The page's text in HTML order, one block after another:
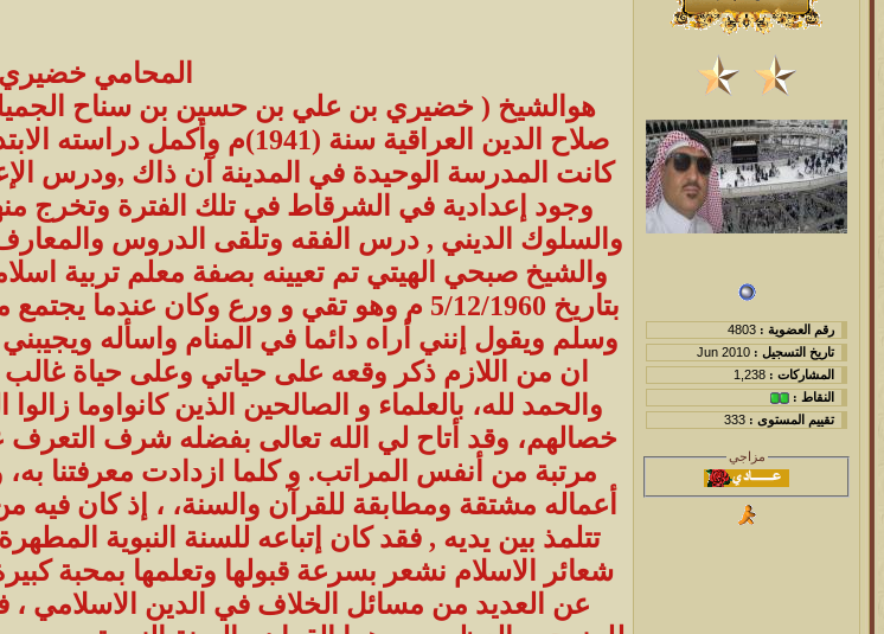
رقم العضوية : 4803
تاريخ التسجيل : Jun 2010
المشاركات : 1,238
النقاط :
تقييم المستوى : 333
مزاجي
المحامي
هوالشيخ ( خضيري بن علي بن حسين بن سناح الجميلي ) ولد في قريةالجميلة في قضاء الشرقاط من محافظة صلاح الدين العراقية سنة (1941)م وأكمل دراسته الابتدائية في مدرسة الشرقاط الابتدائية سنة (1954)م حيث إنها كانت المدرسة الوحيدة في المدينة آن ذاك ,ودرس الإعدادية في الموصل في الإعدادية الشرقية سنة (1958),لعدم وجود إعدادية في الشرقاط في تلك الفترة وتخرج منها سن( 1960)م ونشا في بيئة ساعدته على التوجه العلمي والسلوك الديني , درس الفقه وتلقى الدروس والمعارف على يد الدكتور احمد الكبيسي و الشيخ عبد الملك السعدي والشيخ صبحي الهيتي تم تعيينه بصفة معلم تربية اسلامية في مدرسة الهيجل في الساحل الايسر لقضاء الشرقاط بتاريخ 5/12/1960 م وهو تقي و ورع وكان عندما يجتمع مع زملاءه يبث إليهم محبته بالمصطفى محمد صلى الله عليه وسلم ويقول إنني أراه دائما في المنام واسأله ويجيبني حسب قوله هو و انني سوف اروي لكم مااعرف عنه ، وأرى ان من اللازم ذكر وقعه على حياتي وعلى حياة غالب من رافقه او عاش معه اوعرفه وإن الأمة الإسلامية تزخر والحمد لله، بالعلماء و الصالحين الذين كانواوما زالوا القدوة الحسنة و الرائعة لتلاميذهم اولمن نال شرف معرفة خصالهم، وقد أتاح لي الله تعالى بفضله شرف التعرف على بعضهم والتعلم منهم . ، وانني أجد فيه خصالاً تجعله في مرتبة من أنفس المراتب. و كلما ازدادت معرفتنا به، وبتعاليم ديننا الحنيف من خلال القرآن والسنة، كلما وجدت أعماله مشتقة ومطابقة للقرآن والسنة، ، إذ كان فيه من اليسر ما يرسخ القبول والطمأنينة في قلب من رآه ،او من تتلمذ بين يديه , فقد كان إتباعه للسنة النبوية المطهرة في جميع اعماله وأحواله يُظهـِر جمالها ,فعندما كان يعلمنا شعائر الاسلام نشعر بسرعة قبولها وتعلمها بمحبة كبيرة .مع احساسنا بالبهجة والرغبة لتعلم المزيد وقد كنت أسأله عن العديد من مسائل الخلاف في الدين الاسلامي ، فكانت اجوبته واضحة ودقيقة واشعر انها ناتجة عن تطبيقه للمنهجين العظيمين وهما القران والسنة النبوية ,وسيره على نهج النبي محمد صلى الله عليه وسلم , اللذان كانا على الدوام منسجمان بالتمام مع جميع ماتعلمناه منهما . وكلما ازدادت دراستي وقراءاتي، كلما ازددت يقينا من ذلك ,بشأنِ كلٍ من أعماله وأجوبته. وبسبب تعرفي عليه بهذا الوجه، فقد وجدت أن جمال وحق السنة الشريفة ينتجان في القلب التيقن بصحتها، ويضفيان عليهما حلاوة الايمان , كما أن رؤيته النبي صلى الله عليه وسلم في المنام ينتج في القلب الطمأنينة حيث قال صلى الله عليه وسلم: من رآني في المنام فقد رآني حقا، فإن الشيطان لا يتمثل بي. وبعبارة أخرى فإن من يرى النبي صلى الله عليه وسلم في المنام يعرف يقينا أنه رأى الحق، وأجد أن من رأى السنة الحقيقية مطبّـقة في الحياة اليومية، فإنه يعرف كذلك بيقين أنها الحق. ولا شك أن غيري ممن لقي مثل هذا , قد وجد مثل ما ذكرت، فالحمد لله الذي جعل دينه واضحا جّلِيا لمن أتاه بقلب سليم. وبالتالي فإني أسأل الله أن يقبل وصفي لوقع الشيخ والاستاذ الخضيري عملا خالصا لله جل وعلا ، لقد اتصف بالامانة الخالصة لله ويعرف ذلك ابناء مدينة الشرقاط وخير دليل على امانته فقدعمل الشيخ مأمورا للمال في المخازن الحكومية في إحدى المحافظات لمدة سنة واحدة وترك الوظيفة لأنه رأى أن بعض الأيدي تمتد لسرقة المخازن بطريقة أصولية فحاول منعهم ولكن دون جدوى فاختار ترك الوظيفة لأنه أفضل من الانحدار في بؤرة السحت أو سرقة المال العام ,وعمل مديرا للمال في الشرقاط منذ سنة (1964)م ونقل إلى مدينة الحمدانية شرقي الموصل سنة( 1971 م )وعمل فيها لمدة سنتين بمنصب مدير المال ,تم نقله الى مدينة الحضر من محافظة نينوى سنة ( 1973 م) ايضا بمنصب مدير المالية ,ثم أعيد ثانية إلي الشرقاط بنفس المنصب ,وكان يحرص دائما على النزاهة فكان دائما يردد مثلا عربيا يضرب في المحافظة على سمعة الأهل و يوصي به ابنائه فيقول يا بني (إذا ما تقدر تعلي ثوايا اهلك فلا تخربها ) حيث أكمل دراسته الجامعية في كلية القانون جامعة بغداد سنة (1976)م صدر امر اداري بتعيينه في منصب مدير ناحية الشورة في محافظة نينوى سنة ( 1978 م) فرفض ذلك خشية ان يكون قد سلب حق من حقوق ابناء ناحية الشورة , وقابل محافظ نينوى انذاك وقال للمحافظ (لايحق لي ان اتولى هذا المنصب ان هذا المنصب هو حق ابناء ناحية الشورة واني اعرف منهم اشخاص اكفاء كثيرون وهم اولى بهذا المنصب مني مع العلم اني اعتبر اهالي ناحية الشورة هم اهلي واخواني وتربطني بهم روابط عديدة ويكون لي الشرف اتولى منصب مدير الناحية اذا كان بتفويض من اهل الدينة وليس بتعيين من الحكومة لذالك لن اغتصب حقهم في اختيار من يمثلهم في هذا المنصب , وبالنظر لذلك اطلب تعيين مدير الناحية من ابناء الناحية عينها , ليكون اكثر حرصا من غير ه لخدمة الناحية واهلها ) واستجااب المحافظ لهذا الطلب وتم تعيين مدير الناحية من اهالي الشورة ,وصدر أمر نقله الى منصب قاضي تحقيق قضاء سنجار التابع لمحافظة نينوى سنة( 1979)م فرفض النقل وهدد باالاستقالة لأنه كان يقول (إني أخاف الله ,وأخاف أني لن أستطيع تحقيق العدل ,وان الذي يعمل في القضاء يذبح بغير سكين )وبعد ذلك حصلت الموافقة على إعادته إلى منصبه,قام بادارة ندوات عديدة على قاعة اتحاد الشباب في مجالات عديدة وخاصة الدعوة الاسلامية و أسس نقابة المحامين في الشرقاط سنة (1978 )م وكان أول رئيسا لها,واختص في القانون الجنائي تم تعيينه بمنصب مدير خزينة محافظة نينوى سنة (1991)م ورفض هذا المنصب وبعد ذلك تم اختياره لمنصب مدير خزينة محافظة صلاح الدين بنفس العام وتم اغرائه باعطائه دار سكن